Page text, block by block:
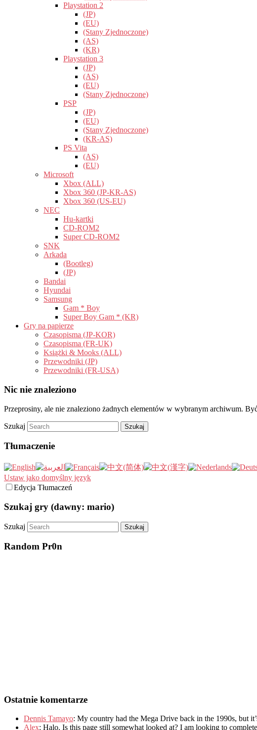
Playstation 2
(JP)
(EU)
(Stany Zjednoczone)
(AS)
(KR)
Playstation 3
(JP)
(AS)
(EU)
(Stany Zjednoczone)
PSP
(JP)
(EU)
(Stany Zjednoczone)
(KR-AS)
PS Vita
(AS)
(EU)
Microsoft
Xbox (ALL)
Xbox 360 (JP-KR-AS)
Xbox 360 (US-EU)
NEC
Hu-kartki
CD-ROM2
Super CD-ROM2
SNK
Arkada
(Bootleg)
(JP)
Bandai
Hyundai
Samsung
Gam * Boy
Super Boy Gam * (KR)
Gry na papierze
Czasopisma (JP-KOR)
Czasopisma (FR-UK)
Książki & Mooks (ALL)
Przewodniki (JP)
Przewodniki (FR-USA)
Nic nie znaleziono
Przeprosiny, ale nie znaleziono żadnych elementów w wybranym archiwum.
Szukaj
Tłumaczenie
Ustaw jako domyślny język
Edycja Tłumaczeń
Szukaj gry (dawny: mario)
Szukaj
Random Pr0n
Ostatnie komentarze
Dennis Tamayo: My country had the Mega Drive back in the 1990s, but
Alex: Halo. Is this page still somewhat looked at? I am looking to